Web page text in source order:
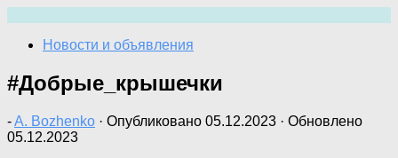
содержимому
Новости и объявления
#Добрые_крышечки
-A. Bozhenko · Опубликовано 05.12.2023 · Обновлено
05.12.2023